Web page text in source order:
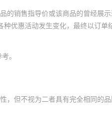
销售指导价或该商品的曾经展示
优惠活动发生变化，最终以订单
。
但不视为二者具有完全相同的品